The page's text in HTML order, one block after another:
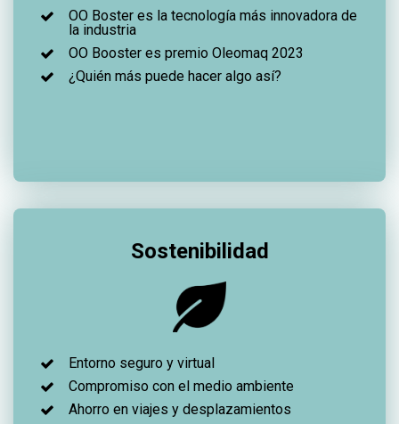
OO Boster es la tecnología más innovadora de
la industria
OO Booster es premio Oleomaq 2023
¿Quién más puede hacer algo así?
Sostenibilidad
Entorno seguro y virtual
Compromiso con el medio ambiente
Ahorro en viajes y desplazamientos